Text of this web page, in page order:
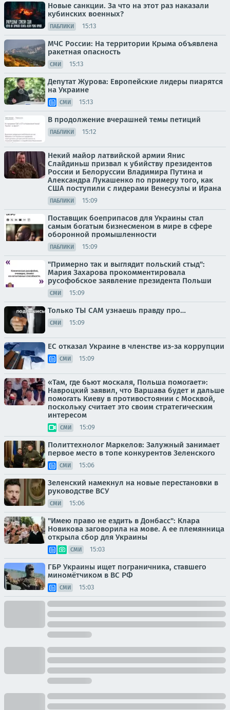
Новые санкции. За что на этот раз наказали
кубинских военных?
ПАБЛИКИ 15:13
МЧС России: На территории Крыма объявлена
ракетная опасность
СМИ 15:13
Депутат Журова: Европейские лидеры пиарятся
на Украине
СМИ 15:13
В продолжение вчерашней темы петиций
ПАБЛИКИ 15:12
Некий майор латвийской армии Янис
Слайдиньш призвал к убийству президентов
России и Белоруссии Владимира Путина и
Александра Лукашенко по примеру того, как
США поступили с лидерами Венесуэлы и Ирана
ПАБЛИКИ 15:09
Поставщик боеприпасов для Украины стал
самым богатым бизнесменом в мире в сфере
оборонной промышленности
ПАБЛИКИ 15:09
"Примерно так и выглядит польский стыд":
Мария Захарова прокомментировала
русофобское заявление президента Польши
СМИ 15:09
Только ТЫ САМ узнаешь правду про…
СМИ 15:09
ЕС отказал Украине в членстве из-за коррупции
СМИ 15:09
«Там, где бьют москаля, Польша помогает»:
Навроцкий заявил, что Варшава будет и дальше
помогать Киеву в противостоянии с Москвой,
поскольку считает это своим стратегическим
интересом
СМИ 15:09
Политтехнолог Маркелов: Залужный занимает
первое место в топе конкурентов Зеленского
СМИ 15:06
Зеленский намекнул на новые перестановки в
руководстве ВСУ
СМИ 15:06
"Имею право не ездить в Донбасс": Клара
Новикова заговорила на мове. А ее племянница
открыла сбор для Украины
СМИ 15:03
ГБР Украины ищет пограничника, ставшего
миномётчиком в ВС РФ
СМИ 15:03